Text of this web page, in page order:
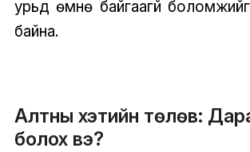
урьд өмнө байгаагүй
байна.
Алтны хэтийн төлөв:
болох вэ?